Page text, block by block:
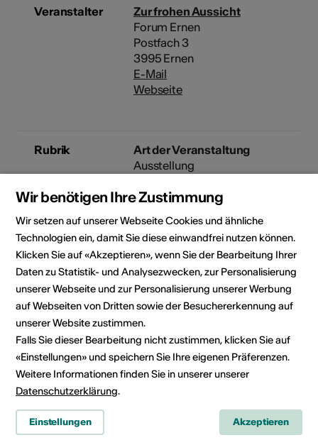
Veranstalter
Zur frohen Aussicht
Forum Ernen
Postfach 3
3995 Ernen
E-Mail
Webseite
Rubrik
Art der Veranstaltung
Ausstellung
Altersfreigabe
Zielpublikum
Kunstinteressierte
Veranstaltungsort
Wir benötigen Ihre Zustimmung
Wir setzen auf unserer Webseite Cookies und ähnliche
Technologien ein, damit Sie diese einwandfrei nutzen können.
Klicken Sie auf «Akzeptieren», wenn Sie der Bearbeitung Ihrer
Daten zu Statistik- und Analysezwecken, zur Personalisierung
unserer Webseite und zur Personalisierung unserer Werbung
auf Webseiten von Dritten sowie der Besuchererkennung auf
unserer Website zustimmen.
Falls Sie dieser Bearbeitung nicht zustimmen, klicken Sie auf
«Einstellungen» und speichern Sie Ihre eigenen Präferenzen.
Weitere Informationen finden Sie in unserer unserer
Datenschutzerklärung.
Einstellungen Akzeptieren